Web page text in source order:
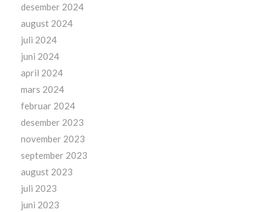
desember 2024
august 2024
juli 2024
juni 2024
april 2024
mars 2024
februar 2024
desember 2023
november 2023
september 2023
august 2023
juli 2023
juni 2023